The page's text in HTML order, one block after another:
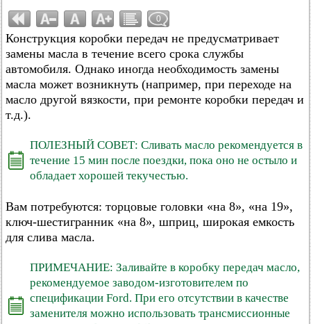
0
Конструкция коробки передач не предусматривает
замены масла в течение всего срока службы
автомобиля. Однако иногда необходимость замены
масла может возникнуть (например, при переходе на
масло другой вязкости, при ремонте коробки передач и
т.д.).
ПОЛЕЗНЫЙ СОВЕТ: Сливать масло рекомендуется в
течение 15 мин после поездки, пока оно не остыло и
обладает хорошей текучестью.
Вам потребуются: торцовые головки «на 8», «на 19»,
ключ-шестигранник «на 8», шприц, широкая емкость
для слива масла.
ПРИМЕЧАНИЕ: Заливайте в коробку передач масло,
рекомендуемое заводом-изготовителем по
спецификации Ford. При его отсутствии в качестве
заменителя можно использовать трансмиссионные